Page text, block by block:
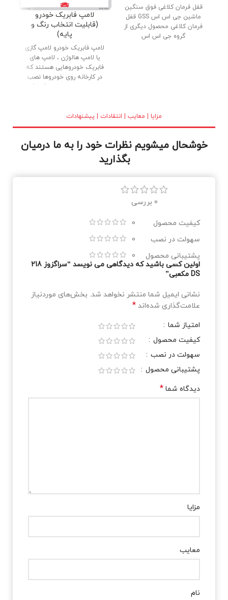
قفل فرمان کلاغی فوق سنگین
ماشین جی اس اس GSS قفل
فرمان کلاغی محصول دیگری از
گروه جی اس اس
لامپ فابریک خودرو
(قابلیت انتخاب رنگ و
پایه)
لامپ فابریک خودرو لامپ گازی
یا لامپ هالوژن ، لامپ های
فابریک خودروهایی هستند که
در کارخانه روی خودروها نصب
می شوند. لامپ های فابریک
بازار عرضه شده اند. نور خوب و
طول عمر بالا از دلایل استقبال
مزایا | معایب | انتقادات | پیشنهادات
خوشحال میشویم نظرات خود را به ما درمیان
بگذارید
0 بررسی
کیفیت محصول
0
سهولت در نصب
0
پشتیبانی محصول
0
اولین کسی باشید که دیدگاهی می نویسد “سراگزوز 218
DS مکعبی”
نشانی ایمیل شما منتشر نخواهد شد. بخش‌های موردنیاز
علامت‌گذاری شده‌اند *
امتیاز شما
کیفیت محصول
سهولت در نصب
پشتیبانی محصول
دیدگاه شما *
مزایا
معایب
نام